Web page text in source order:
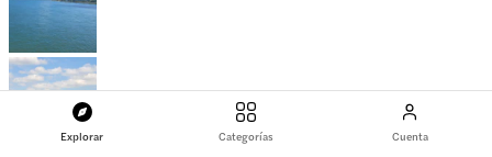
Explorar Categorías Cuenta